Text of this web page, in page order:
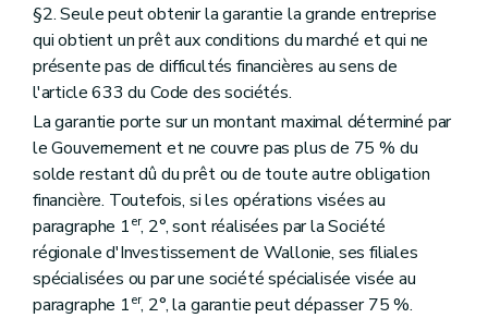
§2. Seule peut obtenir la garantie la grande entreprise
qui obtient un prêt aux conditions du marché et qui ne
présente pas de difficultés financières au sens de
l'article 633 du Code des sociétés.
La garantie porte sur un montant maximal déterminé par
le Gouvernement et ne couvre pas plus de 75 % du
solde restant dû du prêt ou de toute autre obligation
financière. Toutefois, si les opérations visées au
paragraphe 1er, 2°, sont réalisées par la Société
régionale d'Investissement de Wallonie, ses filiales
spécialisées ou par une société spécialisée visée au
paragraphe 1er, 2°, la garantie peut dépasser 75 %.